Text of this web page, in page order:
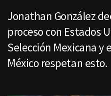
Jonathan González
proceso con Estados
Selección Mexicana y
México respetan esto.